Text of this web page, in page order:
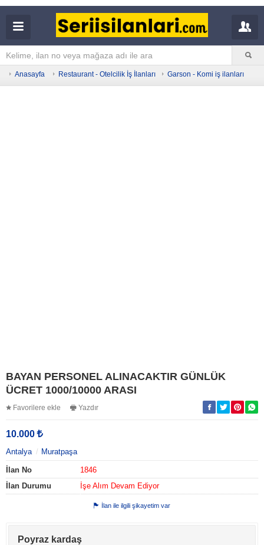
Anasayfa Restaurant - Otelcilik İş İlanları Garson - Komi iş ilanları
BAYAN PERSONEL ALINACAKTIR GÜNLÜK
ÜCRET 1000/10000 ARASI
Favorilere ekle Yazdır
10.000
Antalya Muratpaşa
İlan No
1846
İlan Durumu
İşe Alım Devam Ediyor
İlan ile ilgili şikayetim var
Poyraz kardaş